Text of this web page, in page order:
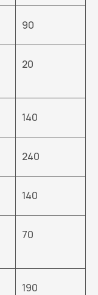
90
20
140
240
140
70
190